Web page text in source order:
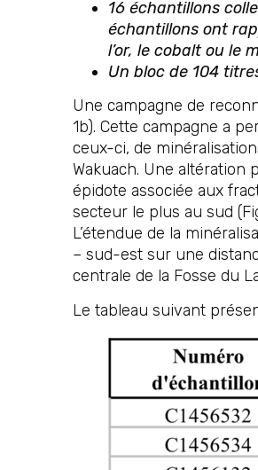
16 échantillons
échantillons ont
l’or, le cobalt ou le
Un bloc de 104
Une campagne de
1b). Cette campagne a
ceux-ci, de
Wakuach. Une
épidote associée aux
secteur le plus au sud
L’étendue de la
– sud-est sur une
centrale de la Fosse du
Le tableau suivant